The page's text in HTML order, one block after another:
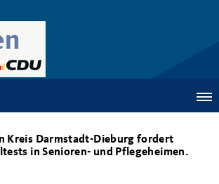
Kreis Darmstadt-Dieburg fordert
in Senioren- und Pflegeheimen.